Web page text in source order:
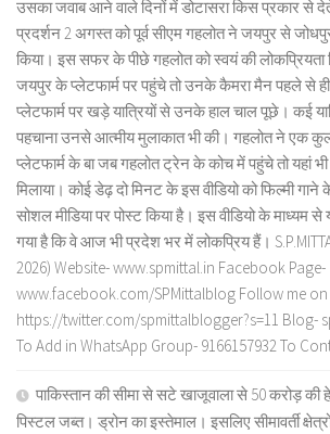
उसका जवाब आने वाले दिनों में डोटासरा किस प्रकार से
प्रदर्शन 2 अगस्त को पूर्व सीएम गहलोत ने जयपुर से
किया। इस सफर के पीछे गहलोत को स्वयं की लोकप्रियता
जयपुर के प्लेटफार्म पर पहुंचे तो उनके कैमरा मैन पहले से
प्लेटफार्म पर खड़े यात्रियों से उनके हाल चाल पूछे। कई
पहचाना उनसे आत्मीय मुलाकात भी की। गहलोत ने एक
प्लेटफार्म के बा जब गहलोत ट्रेन के कोच में पहुंचे तो यहां
मिलाया। कोई डेढ़ दो मिनट के इस वीडियो को फिल्मी
सोशल मीडिया पर पोस्ट किया है। इस वीडियो के माध्यम
गया है कि वे आज भी प्रदेश भर में लोकप्रिय हैं।
2026) Website- www.spmittal.in Facebook Page-
www.facebook.com/SPMittalblog Follow me on
https://twitter.com/spmittalblogger?s=11 Blog-
To Add in WhatsApp Group- 9166157932 To
पाकिस्तान की सीमा से सटे खाजूवाला से 50 करोड़ की
पिस्टल जब्त। ड्रोन का इस्तेमाल। इसलिए सीमावर्ती